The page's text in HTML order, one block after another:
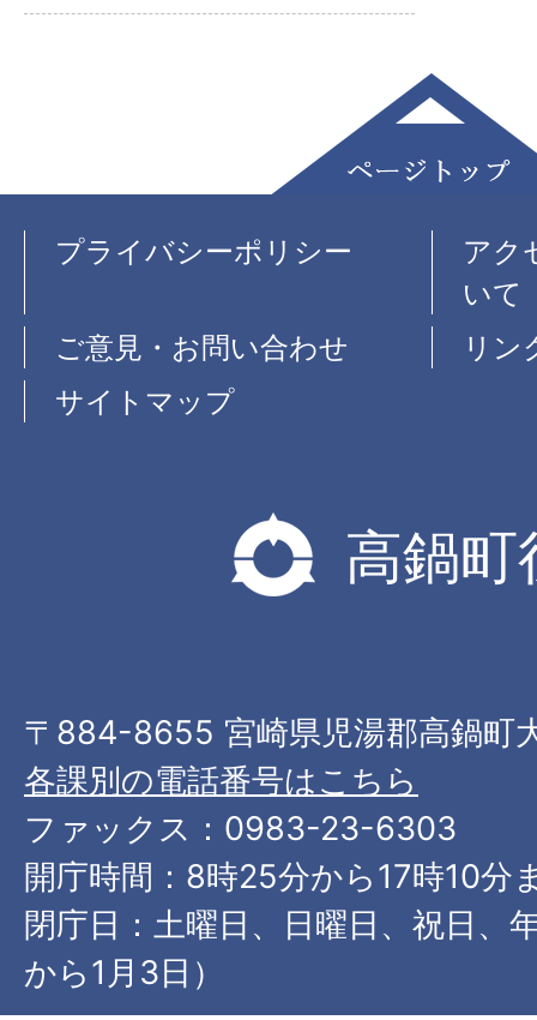
プライバシーポリシー
アク
いて
ご意見・お問い合わせ
リン
サイトマップ
高鍋町
〒884-8655 宮崎県児湯郡高鍋町
各課別の電話番号はこちら
ファックス：0983-23-6303
開庁時間：8時25分から17時10分
閉庁日：土曜日、日曜日、祝日、
から1月3日）